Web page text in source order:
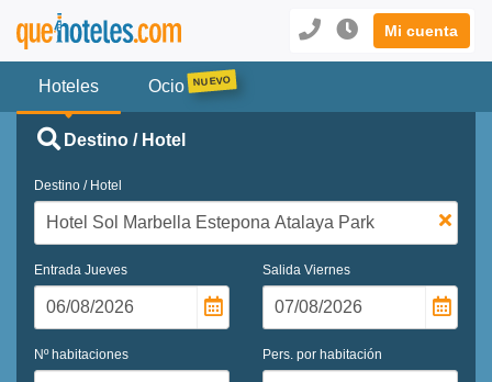
Mi cuenta
Hoteles Ocio
Destino / Hotel
Destino / Hotel
Entrada Jueves Salida Viernes
Nº habitaciones Pers. por habitación